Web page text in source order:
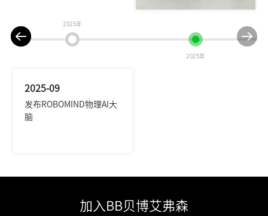
2025年
2025-09
发布ROBOMIND物理AI大
脑
2025年
加入BB贝博艾弗森